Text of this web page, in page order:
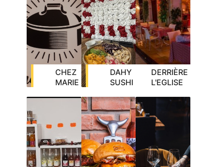
CHEZ
MARIE
DAHY
SUSHI
DERRIÈRE
L'EGLISE